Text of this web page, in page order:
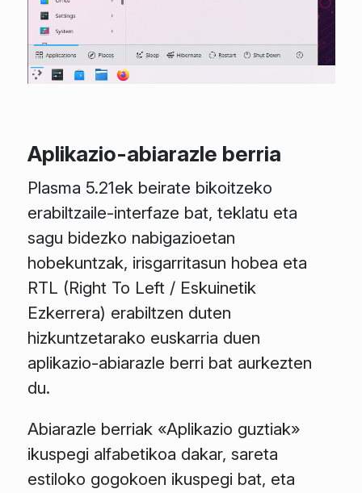
Aplikazio-abiarazle berria
Plasma 5.21ek beirate bikoitzeko
erabiltzaile-interfaze bat, teklatu eta
sagu bidezko nabigazioetan
hobekuntzak, irisgarritasun hobea eta
RTL (Right To Left / Eskuinetik
Ezkerrera) erabiltzen duten
hizkuntzetarako euskarria duen
aplikazio-abiarazle berri bat aurkezten
du.
Abiarazle berriak «Aplikazio guztiak»
ikuspegi alfabetikoa dakar, sareta
estiloko gogokoen ikuspegi bat, eta